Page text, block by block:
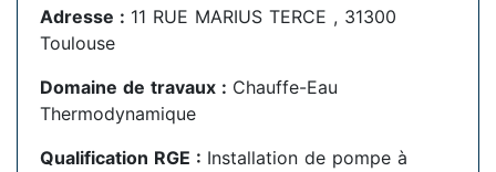
Adresse : 11 RUE MARIUS TERCE , 31300
Toulouse
Domaine de travaux : Chauffe-Eau
Thermodynamique
Qualification RGE : Installation de pompe à